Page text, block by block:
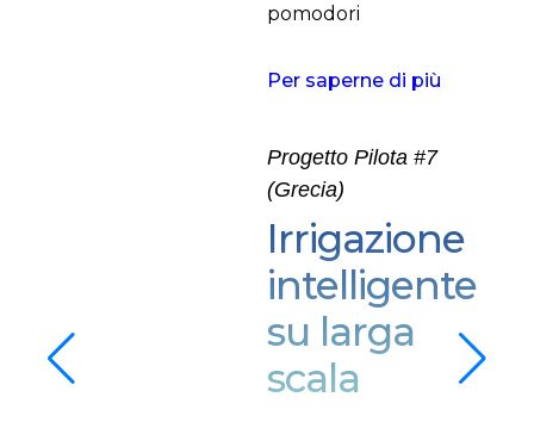
pomodori
Per saperne di più
Progetto Pilota #7
(Grecia)
Irrigazione
intelligente
su larga
scala